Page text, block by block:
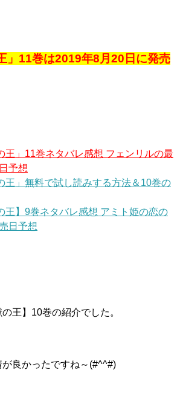
」11巻は2019年8月20日に発売
王」11巻ネタバレ感想 フェンリルの最
予想
王」無料で試し読みする方法＆10巻の
王】9巻ネタバレ感想 アミト姫の恋の
日予想
王】10巻の紹介でした。
良かったですね～(#^^#)